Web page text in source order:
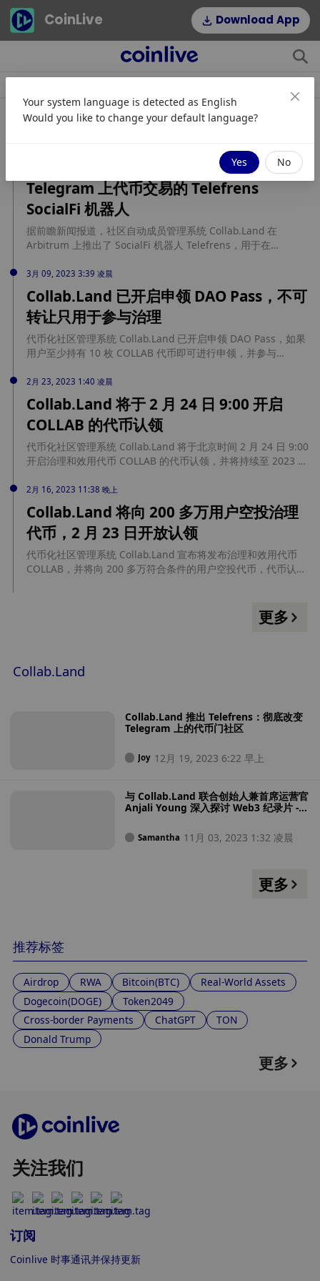
CoinLive Download App
相关即时新闻
Collab.Land 在 Arbitrum 上推出用于
Telegram 上代币交易的 Telefrens
SocialFi 机器人
据前瞻新闻报道，社区自动成员管理系统 Collab.Land 在
Arbitrum 上推出了 SocialFi 机器人 Telefrens，用于在
闭群组，并为创作者提供版税奖励。为确保安全，Telefrens 使
用账户抽象和 Passkey 双因素认证。 创作者可以通过智能合约
中的内置版税系统，对每笔买卖交易收取 5%的版税。用户可以
使用 Telefrens 在 Telegram 上自动建立代币群组。
3月 09, 2023 3:39 凌晨
Collab.Land 已开启申领 DAO Pass，不可
转让只用于参与治理
代币化社区管理系统 Collab.Land 已开启申领 DAO Pass，如果
用户至少持有 10 枚 COLLAB 代币即可进行申领，并参与
让，也不能出售，永远不能离开申领它的钱包。此外一个钱包不
能拥有多个 DAO Pass，DAO Pass 只赋予投票权，投票权由拥
有的 COLLAB 总数决定，一个拥有 100 枚 COLLAB 代币的钱包
与 10 个拥有 10 枚 COLLAB 代币的钱包具有相同的投票权。
2月 23, 2023 1:40 凌晨
Collab.Land 将于 2 月 24 日 9:00 开启
COLLAB 的代币认领
代币化社区管理系统 Collab.Land 将于北京时间 2 月 24 日 9:00
开启治理和效用代币 COLLAB 的代币认领，并将持续至 2023 年
有消息签名，零 Gas。
2月 16, 2023 11:38 晚上
Collab.Land 将向 200 多万用户空投治理
代币，2 月 23 日开放认领
代币化社区管理系统 Collab.Land 宣布将发布治理和效用代币
COLLAB，并将向 200 多万符合条件的用户空投代币，代币认领
于连接到给定社区的已验证钱包的数量和给定社区使用
Collab.Land 机器人的天数和前 100 个 Discord 社区、
象的快照时间为 2023 年 2 月 14 日。关于代币分配，COLLAB
更多
Collab.Land
Collab.Land 推出 Telefrens：彻底改变
Telegram 上的代币门社区
Joy 12月 19, 2023 6:22 早上
与 Collab.Land 联合创始人兼首席运营官
Anjali Young 深入探讨 Web3 纪录片 -
Samantha 11月 03, 2023 1:32 凌晨
更多
推荐标签
Airdrop RWA Bitcoin(BTC)
Real-World Assets
Dogecoin(DOGE)
Token2049
Cross-border Payments
ChatGPT
TON
Donald Trump
更多
关注我们
订阅
Coinlive 时事通讯并保持更新
Your system language is detected as English
Would you like to change your default language?
Yes No